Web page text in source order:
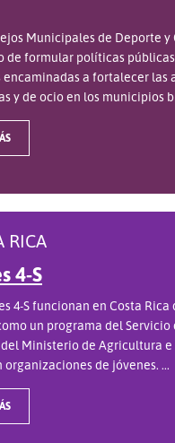
Municipales de Deporte
de formular políticas
encaminadas a fortalecer las
y de ocio en los municipios
RICA
4-S
4-S funcionan en Costa
un programa del Servicio
Ministerio de Agricultura e
organizaciones de jóvenes. ...